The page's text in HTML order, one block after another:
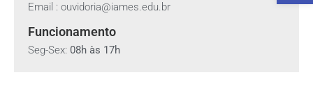
Email : ouvidoria@iames.edu.br
Funcionamento
Seg-Sex: 08h às 17h